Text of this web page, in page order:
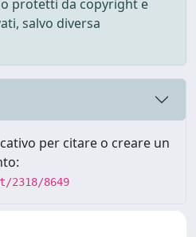
protetti da copyright e
salvo diversa
per citare o creare un
8649